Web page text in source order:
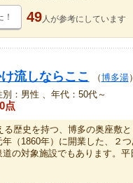
49人が参考にしています
流しならここ （博多湯）
別：男性 、年代：50代～
点
る歴史を持つ、博多の奥座敷と
（1860年）に開業した、２
の対象施設でもあります。平